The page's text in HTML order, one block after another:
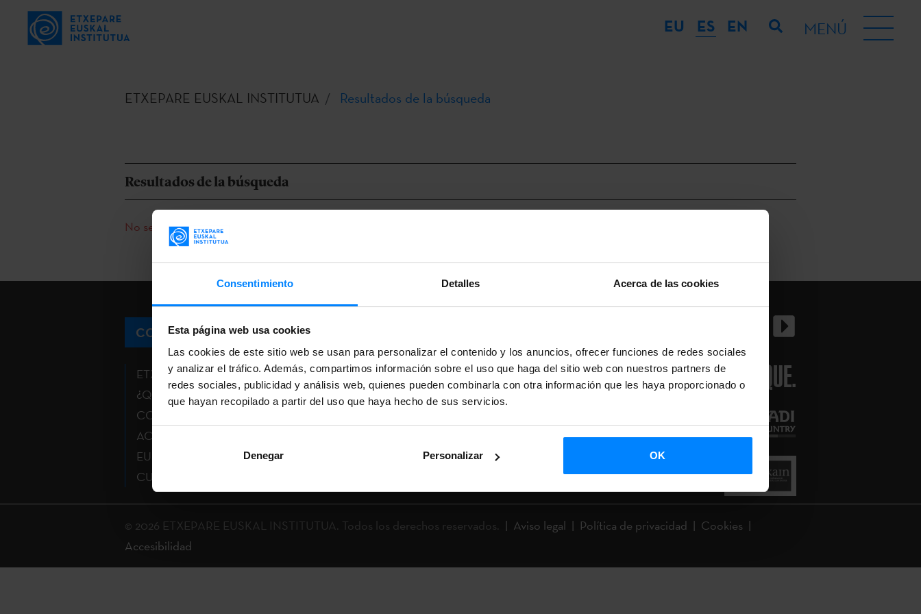
Consentimiento Detalles Acerca de las cookies
Esta página web usa cookies
Las cookies de este sitio web se usan para personalizar el contenido y los anuncios, ofrecer funciones de redes sociales
y analizar el tráfico. Además, compartimos información sobre el uso que haga del sitio web con nuestros partners de
redes sociales, publicidad y análisis web, quienes pueden combinarla con otra información que les haya proporcionado o
que hayan recopilado a partir del uso que haya hecho de sus servicios.
Denegar Personalizar OK
EU ES EN MENÚ
ETXEPARE EUSKAL INSTITUTUA Resultados de la búsqueda
Resultados de la búsqueda
No se han encontrado resultados para "
CONTACTO
ETXEPARE EUSKAL INSTITUTUA
¿QUÉ HACEMOS?
CONVOCATORIAS
ACTUALIDAD
EUSKERA
CULTURA VASCA
PROCESOS DE SELECCIÓN
PERFIL DEL CONTRATANTE
BASQUE.
© 2026 ETXEPARE EUSKAL INSTITUTUA. Todos los derechos reservados. Aviso legal Política de privacidad
Cookies
Accesibilidad